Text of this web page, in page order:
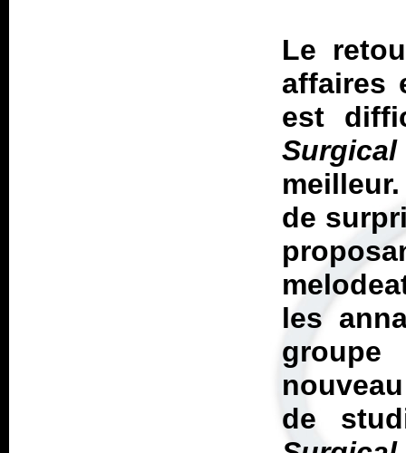
Le
affaires
est
de
les
de